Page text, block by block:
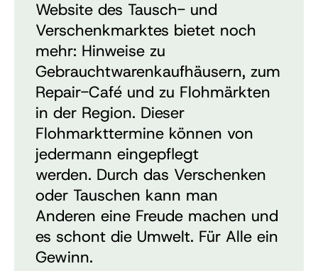
Website des Tausch- und
Verschenkmarktes bietet noch
mehr: Hinweise zu
Gebrauchtwarenkaufhäusern, zum
Repair-Café und zu Flohmärkten
in der Region. Dieser
Flohmarkttermine können von
jedermann eingepflegt
werden. Durch das Verschenken
oder Tauschen kann man
Anderen eine Freude machen und
es schont die Umwelt. Für Alle ein
Gewinn.